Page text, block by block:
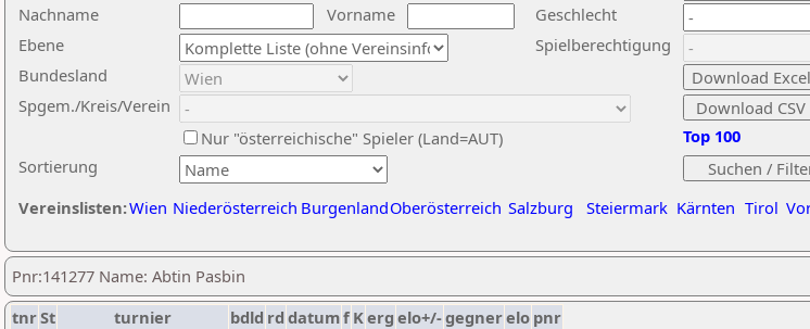
Nachname
Vorname
Ebene
Sortierung
Bundesland
Spgem./Kreis/Verein
Geschlecht
Nur "österreichische" Spieler (Land=AUT)
Spielberechtigung
Vereinslisten:Wien Niederösterreich BurgenlandOberösterreich Salzburg Steiermark Kärnten Tirol
Top 100
Pnr:141277 Name: Abtin Pasbin
tnrSt turnier bdld rd datumf Kerg elo+/-gegnerelo pnr